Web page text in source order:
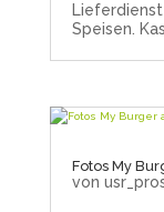
Speisen.
Fotos My
von